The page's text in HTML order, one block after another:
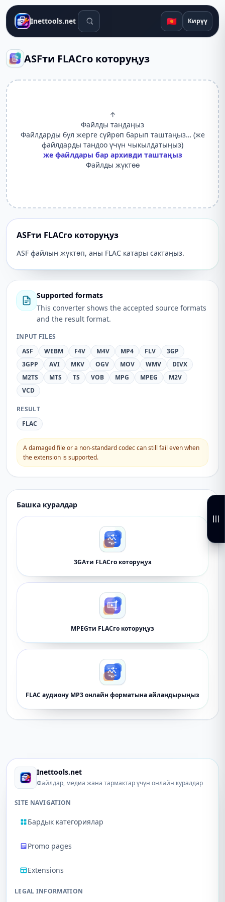
Inettools.net Издөө куралдары 🇰🇬 Кирүү
ASFти FLACго которуңуз
↑
Файлды тандаңыз
Файлдарды бул жерге сүйрөп барып таштаңыз… (же
файлдарды тандоо үчүн чыкылдатыңыз)
же файлдары бар архивди таштаңыз
Файлды жүктөө
ASFти FLACго которуңуз
ASF файлын жүктөп, аны FLAC катары сактаңыз.
Supported formats
This converter shows the accepted source formats
and the result format.
INPUT FILES
ASF
WEBM F4V M4V MP4 FLV
3GP
3GPP
AVI MKV OGV MOV WMV
DIVX
M2TS
MTS TS VOB MPG MPEG
M2V
VCD
RESULT
FLAC
A damaged file or a non-standard codec can still fail even when
the extension is supported.
Башка куралдар
3GAти FLACго которуңуз
MPEGти FLACго которуңуз
FLAC аудиону MP3 онлайн форматына айландырыңыз
Inettools.net
Файлдар, медиа жана тармактар ​​үчүн онлайн куралдар
SITE NAVIGATION
Бардык категориялар
Promo pages
Extensions
LEGAL INFORMATION